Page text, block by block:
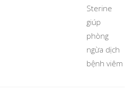
Sterine
giúp
phòng
ngừa dịch
bệnh viêm